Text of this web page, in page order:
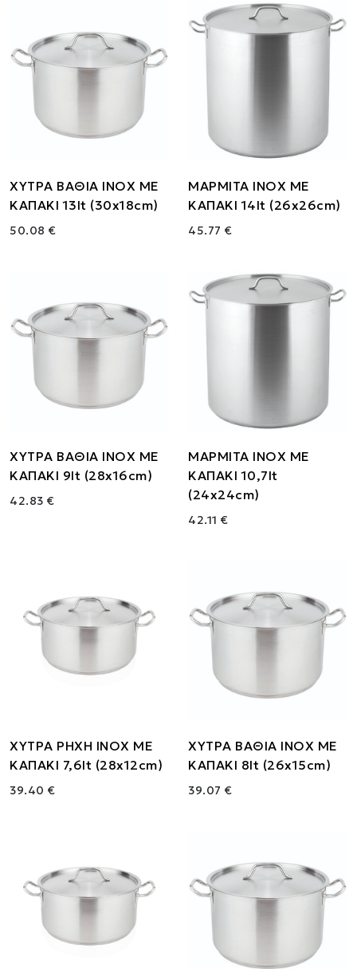
ΧΥΤΡΑ ΒΑΘΙΑ ΙΝΟΧ ΜΕ
ΚΑΠΑΚΙ 13lt (30x18cm)
50.08 €
ΜΑΡΜΙΤΑ ΙΝΟΧ ΜΕ
ΚΑΠΑΚΙ 14lt (26x26cm)
45.77 €
ΧΥΤΡΑ ΒΑΘΙΑ ΙΝΟΧ ΜΕ
ΚΑΠΑΚΙ 9lt (28x16cm)
42.83 €
ΜΑΡΜΙΤΑ ΙΝΟΧ ΜΕ
ΚΑΠΑΚΙ 10,7lt
(24x24cm)
42.11 €
ΧΥΤΡΑ ΡΗΧΗ ΙΝΟΧ ΜΕ
ΚΑΠΑΚΙ 7,6lt (28x12cm)
39.40 €
ΧΥΤΡΑ ΒΑΘΙΑ ΙΝΟΧ ΜΕ
ΚΑΠΑΚΙ 8lt (26x15cm)
39.07 €